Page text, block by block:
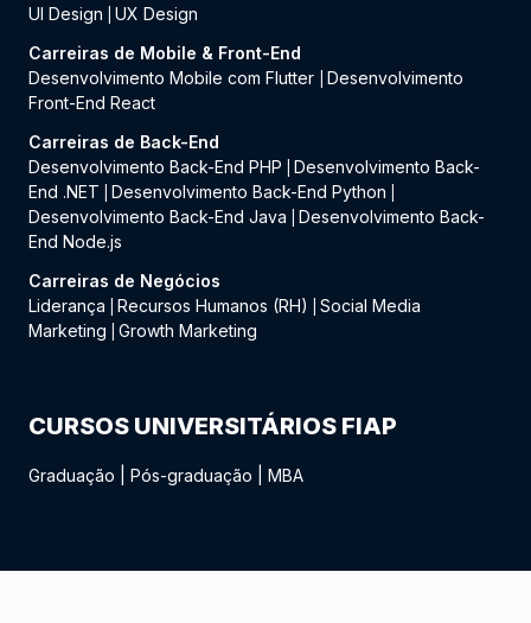
UI Design
UX Design
Carreiras de Mobile & Front-End
Desenvolvimento Mobile com Flutter
Desenvolvimento
Front-End React
Carreiras de Back-End
Desenvolvimento Back-End PHP
Desenvolvimento Back-
End .NET
Desenvolvimento Back-End Python
Desenvolvimento Back-End Java
Desenvolvimento Back-
End Node.js
Carreiras de Negócios
Liderança
Recursos Humanos (RH)
Social Media
Marketing
Growth Marketing
CURSOS UNIVERSITÁRIOS FIAP
Graduação Pós-graduação MBA